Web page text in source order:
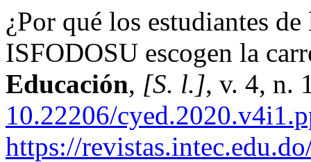
¿Por qué los estudiantes
ISFODOSU escogen la
Educación, [S. l.], v. 4, n.
10.22206/
https://